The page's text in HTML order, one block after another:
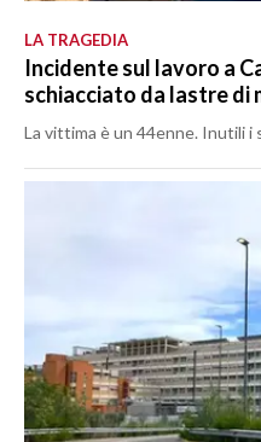
LA TRAGEDIA
Incidente sul lavoro a
schiacciato da lastre di
La vittima è un 44enne. Inutili i